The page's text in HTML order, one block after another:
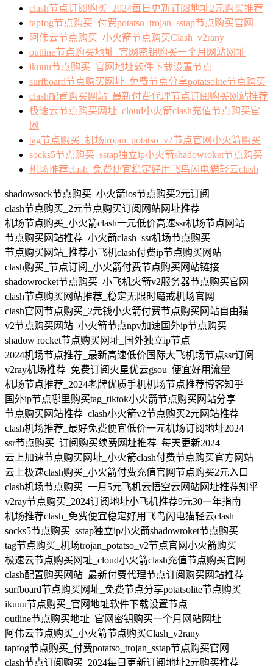
clash节点订阅购买_2024每日更新订阅地址2元购买推荐
tapfog节点购买_付费potatso_trojan_sstap节点购买官网
阿伟云节点购买_小火箭节点购买Clash_v2rany
outline节点购买地址_官网密钥购买一个月网站网址
ikuuu节点购买_官网地址软件下载设置节点
surfboard节点购买网址_免费节点分享potatsolite节点购买
clash配置购买网站_最新付费代理节点订阅购买网站推荐
极速云节点购买网址_cloud小火箭clash充值节点购买官
网
tag节点购买_机场trojan_potatso_v2节点官网小火箭购买
socks5节点购买_sstap独立ip小火箭shadowroket节点购买
机场推荐clash_免费便宜稳定好用飞鸟闪电猫轻云clash
shadowsock节点购买_小火箭ios节点购买2元订阅
clash节点购买_2元节点购买订阅网站网址推荐
机场节点购买_小火箭clash一元低价高速ssr机场节点网站
节点购买网站推荐_小火箭clash_ssr机场节点购买
节点购买网站_推荐小飞机clash付费ip节点购买网站
clash购买_节点订阅_小火箭付费节点购买网站链接
shadowrocket节点购买_小飞机火箭v2服务器节点购买官网
clash节点购买网站推荐_稳定无限时魔戒机场官网
clash官网节点购买_2元钱小火箭付费节点购买网站自由猫
v2节点购买网站_小火箭节点npv加速国外ip节点购买
shadow rocket节点购买网址_国外独立ip节点
2024机场节点推荐_最新高速低价国际大飞机场节点ssr订阅
v2ray机场推荐_免费订阅火星优云gsou_便宜好用流量
机场节点推荐_2024老牌优质手机机场节点推荐博客知乎
国外ip节点哪里购买tag_tiktok小火箭节点购买网站分享
节点购买网站推荐_clash小火箭v2节点购买2元网站推荐
clash机场推荐_最好免费便宜低价一元机场订阅地址2024
ssr节点购买_订阅购买续费网址推荐_每天更新2024
云上加速节点购买网址_小火箭clash付费节点购买官方网站
云上极速clash购买_小火箭付费充值官网节点购买2元入口
clash机场节点购买_一月5元飞机云悟空云网站网址推荐知乎
v2ray节点购买_2024订阅地址小飞机推荐9元30一年指南
机场推荐clash_免费便宜稳定好用飞鸟闪电猫轻云clash
socks5节点购买_sstap独立ip小火箭shadowroket节点购买
tag节点购买_机场trojan_potatso_v2节点官网小火箭购买
极速云节点购买网址_cloud小火箭clash充值节点购买官网
clash配置购买网站_最新付费代理节点订阅购买网站推荐
surfboard节点购买网址_免费节点分享potatsolite节点购买
ikuuu节点购买_官网地址软件下载设置节点
outline节点购买地址_官网密钥购买一个月网站网址
阿伟云节点购买_小火箭节点购买Clash_v2rany
tapfog节点购买_付费potatso_trojan_sstap节点购买官网
clash节点订阅购买_2024每日更新订阅地址2元购买推荐